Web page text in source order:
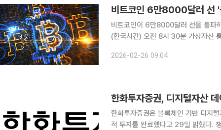
비트코인이 6만8000달러 선을 돌파하
(한국시간) 오전 8시 30분 가상자산
2065.28달러, 바이낸스 코인은
2026-02-26 09:04
한화투자증권, 디지털자산
한화투자증권은 블록체인 기반 디지
적 투자를 완료했다고 29일 밝혔다. 쟁글은 블록체인 기반 데이터 인프라와 글로벌 리서치 네트워